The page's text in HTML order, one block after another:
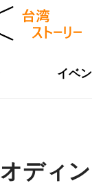
イベ
ディ